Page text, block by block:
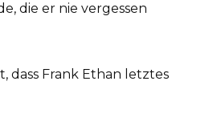
die er nie vergessen
dass Frank Ethan letztes